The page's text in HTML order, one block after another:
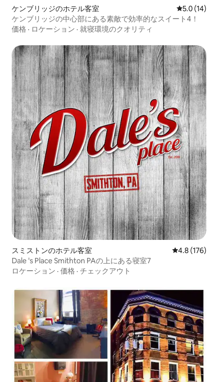
ケンブリッジのホテル客室 レビュー14
5.0 (14)
ケンブリッジの中心部にある素敵で効率的なスイート4！
価格 · ロケーション · 就寝環境のクオリティ
スミストンのホテル客室 レビュー176
4.8 (176)
Dale 's Place Smithton PAの上にある寝室7
ロケーション · 価格 · チェックアウト